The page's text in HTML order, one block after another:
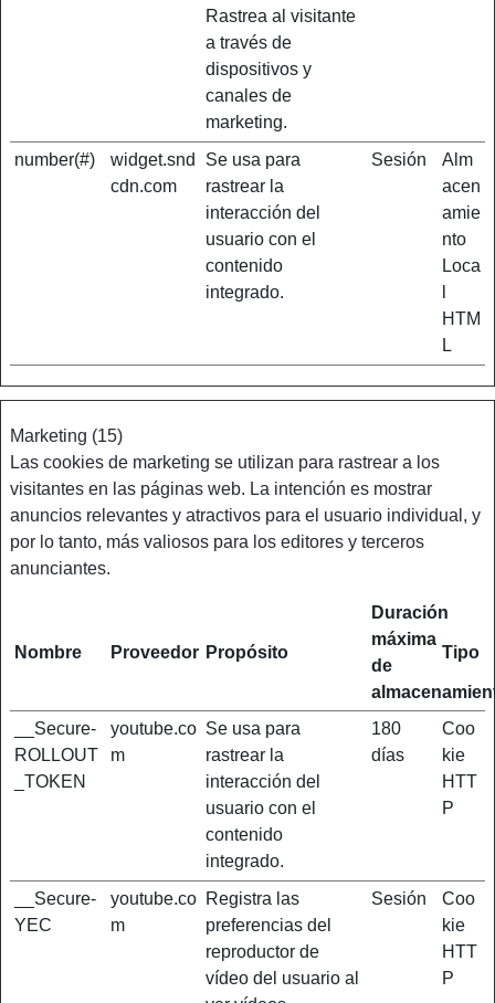
Rastrea al visitante
a través de
dispositivos y
canales de
marketing.
number(#)
widget.snd
cdn.com
Se usa para
rastrear la
interacción del
usuario con el
contenido
integrado.
Sesión
Alm
acen
amie
nto
Loca
HTM
L
Marketing (15)
Las cookies de marketing se utilizan para rastrear a los
visitantes en las páginas web. La intención es mostrar
anuncios relevantes y atractivos para el usuario individual, y
por lo tanto, más valiosos para los editores y terceros
anunciantes.
Nombre Proveedor Propósito
Duración
máxima
de
Tipo
__Secure-
ROLLOUT
_TOKEN
youtube.co
m
Se usa para
rastrear la
interacción del
usuario con el
contenido
integrado.
180
días
Coo
kie
HTT
P
__Secure-
YEC
youtube.co
m
Registra las
preferencias del
reproductor de
vídeo del usuario al
Sesión
Coo
kie
HTT
P